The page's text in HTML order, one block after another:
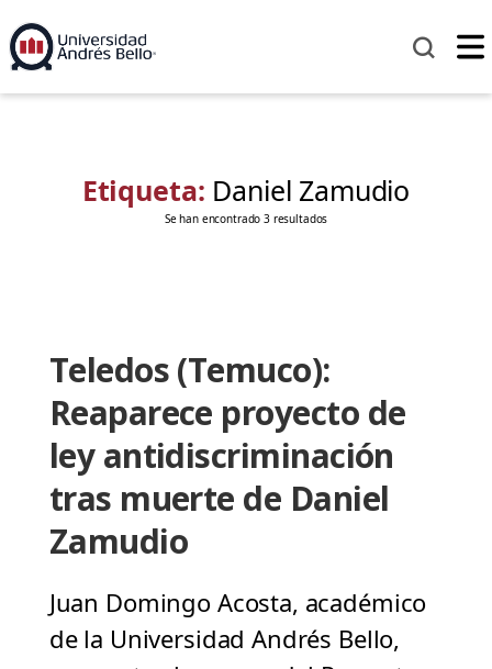
Etiqueta: Daniel Zamudio
Se han encontrado 3 resultados
Teledos (Temuco):
Reaparece proyecto de
ley antidiscriminación
tras muerte de Daniel
Zamudio
Juan Domingo Acosta, académico
de la Universidad Andrés Bello,